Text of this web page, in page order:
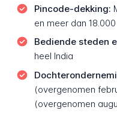
Pincode-dekking:
en meer dan
Bediende steden
heel India
(overgenomen
(overgenomen